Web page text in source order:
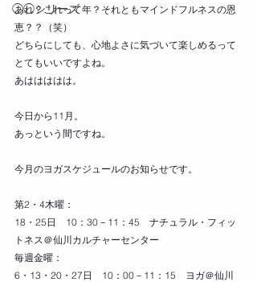
◯◯シリーズ
あれ？これって年？それともマインドフルネスの恩
恵？？（笑）
どちらにしても、心地よさに気づいて楽しめるって
とてもいいですよね。
あははははは。
今日から11月。
あっという間ですね。
今月のヨガスケジュールのお知らせです。
第2・4木曜：
18・25日　10：30－11：45　ナチュラル・フィッ
トネス＠仙川カルチャーセンター
毎週金曜：
6・13・20・27日　10：00－11：15　ヨガ＠仙川